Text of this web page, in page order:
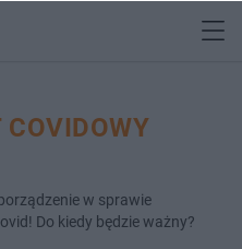
COVIDOWY
w sprawie
Do kiedy będzie ważny?